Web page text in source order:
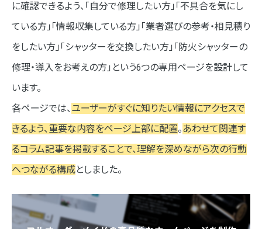
に確認できるよう、「自分で修理したい方」「不具合を気にし
ている方」「情報収集している方」「業者選びの参考・相見積り
をしたい方」「シャッターを交換したい方」「防火シャッターの
修理・導入をお考えの方」という6つの専用ページを設計して
います。
各ページでは、ユーザーがすぐに知りたい情報にアクセスで
きるよう、重要な内容をページ上部に配置。 あわせて関連す
るコラム記事を掲載することで、理解を深めながら次の行動
へつながる構成としました。